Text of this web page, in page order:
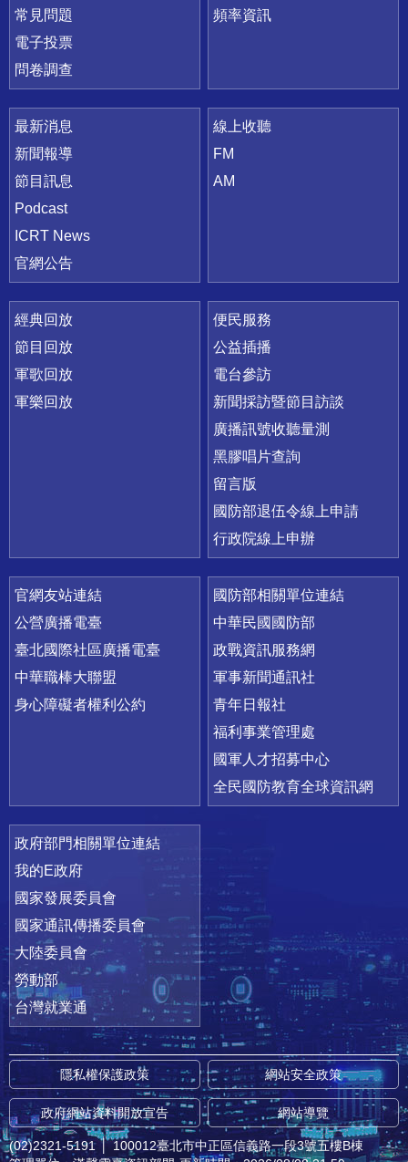
常見問題
電子投票
問卷調查
頻率資訊
最新消息
新聞報導
節目訊息
Podcast
ICRT News
官網公告
線上收聽
FM
AM
經典回放
節目回放
軍歌回放
軍樂回放
便民服務
公益插播
電台參訪
新聞採訪暨節目訪談
廣播訊號收聽量測
黑膠唱片查詢
留言版
國防部退伍令線上申請
行政院線上申辦
官網友站連結
公營廣播電臺
臺北國際社區廣播電臺
中華職棒大聯盟
身心障礙者權利公約
國防部相關單位連結
中華民國國防部
政戰資訊服務網
軍事新聞通訊社
青年日報社
福利事業管理處
國軍人才招募中心
全民國防教育全球資訊網
政府部門相關單位連結
我的E政府
國家發展委員會
國家通訊傳播委員會
大陸委員會
勞動部
台灣就業通
隱私權保護政策 網站安全政策
政府網站資料開放宣告 網站導覽
(02)2321-5191 │ 100012臺北市中正區信義路一段3號五樓B棟